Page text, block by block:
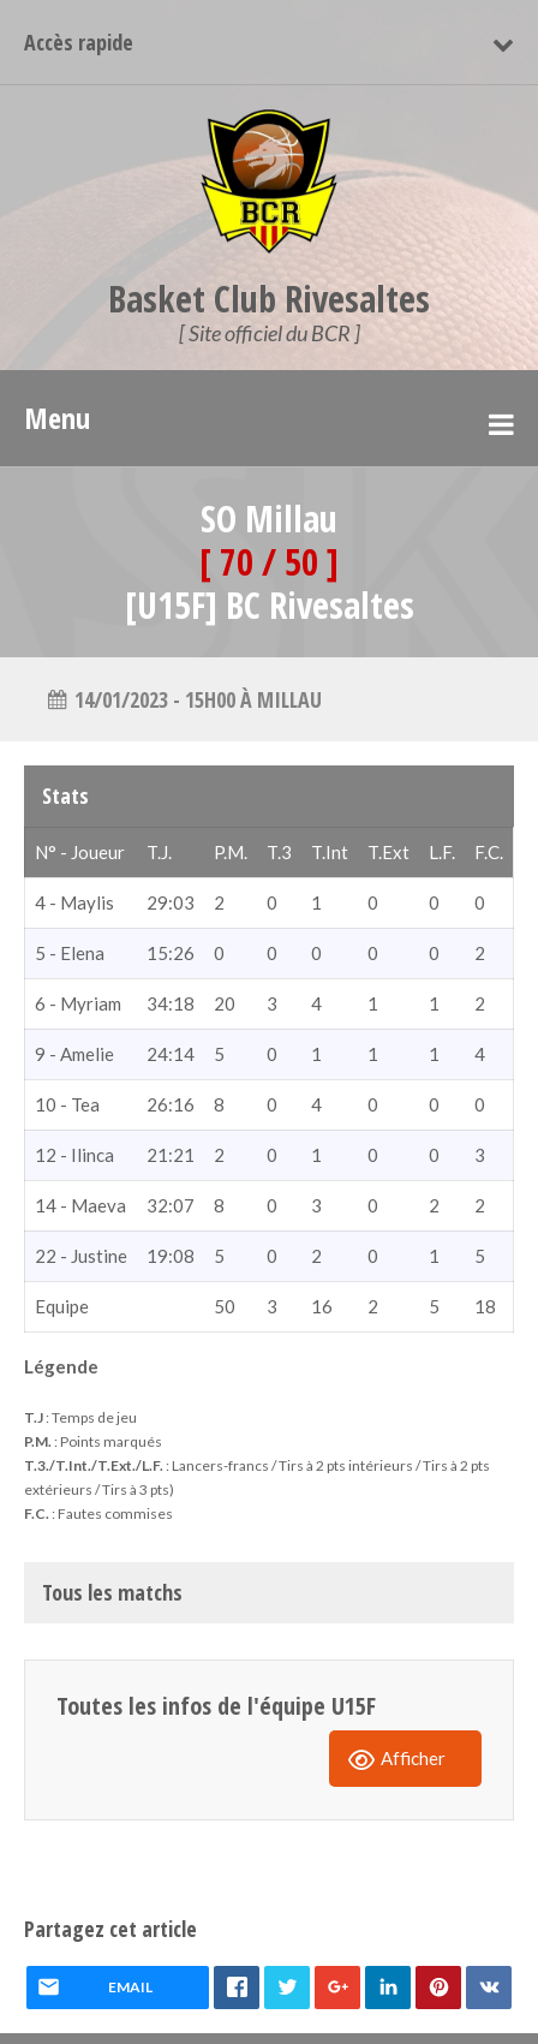
Accès rapide
Basket Club Rivesaltes
[ Site officiel du BCR ]
Menu
SO Millau
[ 70 / 50 ]
[U15F] BC Rivesaltes
14/01/2023 - 15H00 À MILLAU
Stats
N° - Joueur T.J. P.M. T.3 T.Int T.Ext L.F. F.C.
4 - Maylis 29:03 2 0 1 0 0 0
5 - Elena 15:26 0 0 0 0 0 2
6 - Myriam 34:18 20 3 4 1 1 2
9 - Amelie 24:14 5 0 1 1 1 4
10 - Tea 26:16 8 0 4 0 0 0
12 - Ilinca 21:21 2 0 1 0 0 3
14 - Maeva 32:07 8 0 3 0 2 2
22 - Justine 19:08 5 0 2 0 1 5
Equipe 50 3 16 2 5 18
Légende
T.J : Temps de jeu
P.M. : Points marqués
T.3./T.Int./T.Ext./L.F. : Lancers-francs / Tirs à 2 pts intérieurs / Tirs à 2 pts
extérieurs / Tirs à 3 pts)
F.C. : Fautes commises
Tous les matchs
Toutes les infos de l'équipe U15F
Afficher
Partagez cet article
EMAIL